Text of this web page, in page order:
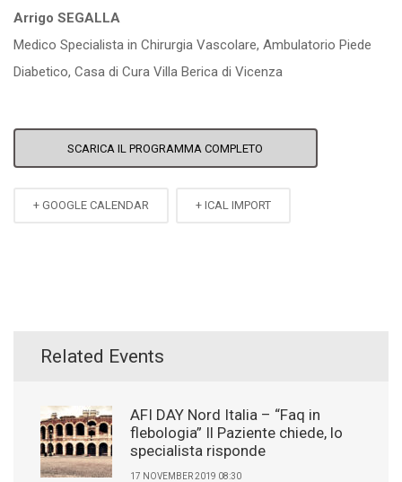
Arrigo SEGALLA
Medico Specialista in Chirurgia Vascolare, Ambulatorio Piede
Diabetico, Casa di Cura Villa Berica di Vicenza
SCARICA IL PROGRAMMA COMPLETO
+ GOOGLE CALENDAR + ICAL IMPORT
Related Events
AFI DAY Nord Italia – “Faq in
flebologia” Il Paziente chiede, lo
specialista risponde
17 NOVEMBER 2019 08:30